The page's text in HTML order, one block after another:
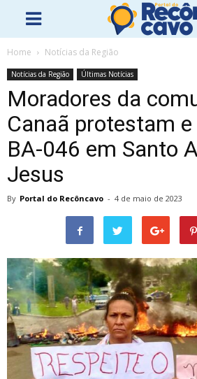
Home Notícias da Região
Notícias da Região Últimas Notícias
Moradores da
Canaã protestam
BA-046 em Santo
Jesus
By Portal do Recôncavo - 4 de maio de 2023